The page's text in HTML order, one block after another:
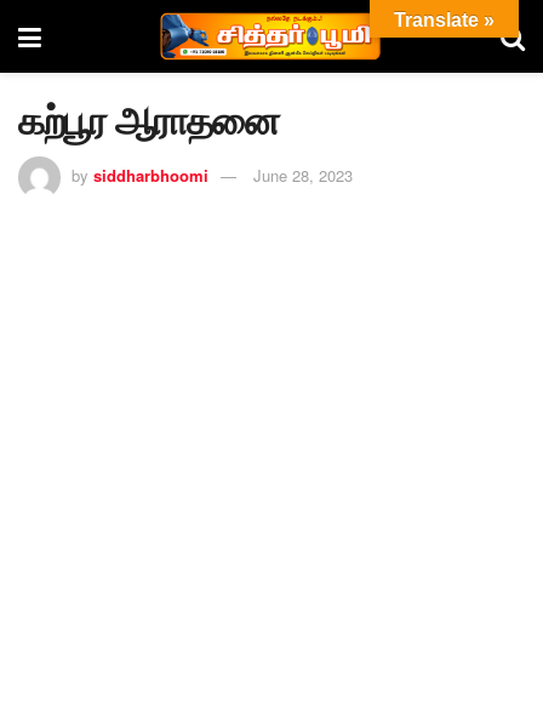
கற்பூர ஆராதனை
by siddharbhoomi June 28, 2023
Translate »